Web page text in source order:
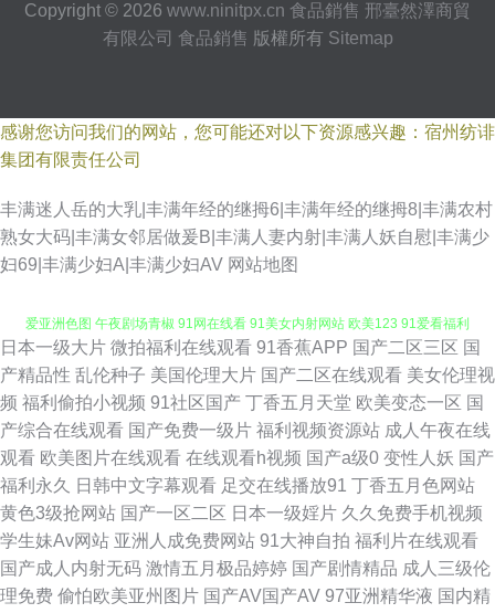
Copyright © 2026 www.ninitpx.cn 食品銷售 邢臺然澤商貿
有限公司 食品銷售 版權所有 Sitemap
感谢您访问我们的网站，您可能还对以下资源感兴趣：宿州纺诽
集团有限责任公司
丰满迷人岳的大乳|丰满年经的继拇6|丰满年经的继拇8|丰满农村
熟女大码|丰满女邻居做爰B|丰满人妻内射|丰满人妖自慰|丰满少
妇69|丰满少妇A|丰满少妇AV 网站地图
欧美日本精品成人 91社视频在线观看 久久亚洲 久久这里只有精品23 欧美性
爱亚洲色图 午夜剧场青椒 91网在线看 91美女内射网站 欧美123 91爱看福利
网 久久黄网页 亚洲一级夜夜夜 爱爱打泡影院 四虎黄色A片在线观看 91丝足
九一一二国产 91c91 丁香五月最新地址 欧美激情综合素质 亚洲日韩天美 91
在线狼友 国产资源91 五月婷国产 91在线美脚丝袜 激情丁香社区 亚洲精品久
日本一级大片 微拍福利在线观看 91香蕉APP 国产二区三区 国
产精品性 乱伦种子 美国伦理大片 国产二区在线观看 美女伦理视
频 福利偷拍小视频 91社区国产 丁香五月天堂 欧美变态一区 国
产综合在线观看 国产免费一级片 福利视频资源站 成人午夜在线
观看 欧美图片在线观看 在线观看h视频 国产a级0 变性人妖 国产
福利永久
日韩中文字幕观看 足交在线播放91 丁香五月色网站
黄色3级抢网站 国产一区二区 日本一级婬片 久久免费手机视频
学生妹Av网站 亚洲人成免费网站 91大神自拍 福利片在线观看
国产成人内射无码 激情五月极品婷婷 国产剧情精品 成人三级伦
理免费 偷怕欧美亚州图片 国产AV国产AV 97亚洲精华液 国内精